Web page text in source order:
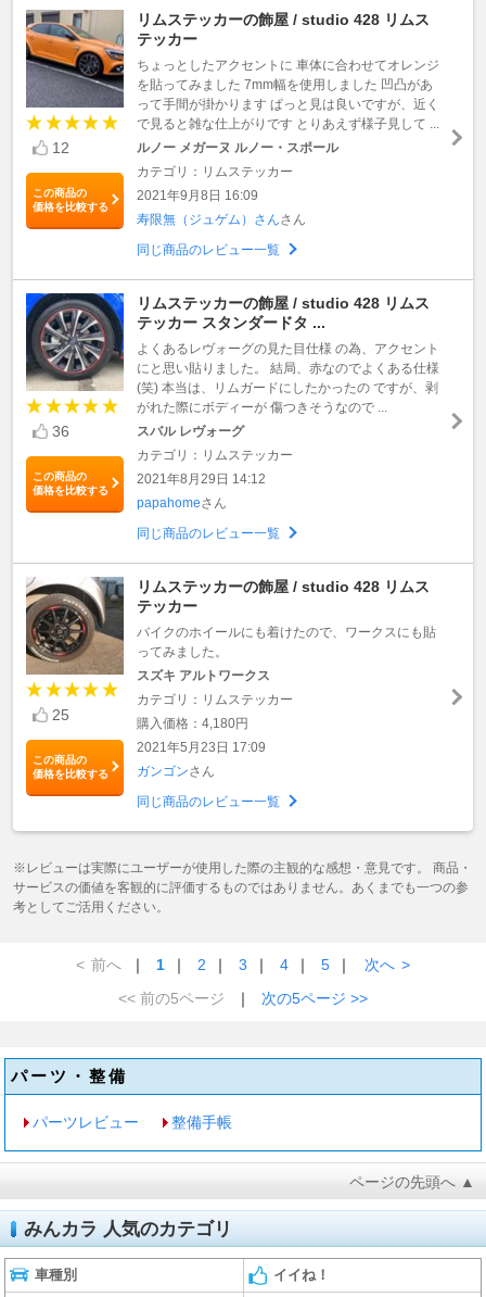
12
この商品の
価格を比較する
リムステッカーの飾屋 / studio 428 リムス
テッカー
ちょっとしたアクセントに 車体に合わせてオレンジ
を貼ってみました 7mm幅を使用しました 凹凸があ
って手間が掛かります ぱっと見は良いですが、近く
で見ると雑な仕上がりです とりあえず様子見して ...
ルノー メガーヌ ルノー・スポール
カテゴリ：リムステッカー
2021年9月8日 16:09
寿限無（ジュゲム）さんさん
同じ商品のレビュー一覧
36
この商品の
価格を比較する
リムステッカーの飾屋 / studio 428 リムス
テッカー スタンダードタ ...
よくあるレヴォーグの見た目仕様 の為、アクセント
にと思い貼りました。 結局、赤なのでよくある仕様
(笑) 本当は、リムガードにしたかったの ですが、剥
がれた際にボディーが 傷つきそうなので ...
スバル レヴォーグ
カテゴリ：リムステッカー
2021年8月29日 14:12
papahomeさん
同じ商品のレビュー一覧
25
この商品の
価格を比較する
リムステッカーの飾屋 / studio 428 リムス
テッカー
バイクのホイールにも着けたので、ワークスにも貼
ってみました。
スズキ アルトワークス
カテゴリ：リムステッカー
購入価格：4,180円
2021年5月23日 17:09
ガンゴンさん
同じ商品のレビュー一覧
※レビューは実際にユーザーが使用した際の主観的な感想・意見です。 商品・
サービスの価値を客観的に評価するものではありません。あくまでも一つの参
考としてご活用ください。
< 前へ ｜ 1 ｜ 2 ｜ 3 ｜ 4 ｜ 5 ｜ 次へ >
<< 前の5ページ
｜ 次の5ページ >>
パーツ・整備
パーツレビュー 整備手帳
ページの先頭へ ▲
みんカラ 人気のカテゴリ
車種別 イイね！